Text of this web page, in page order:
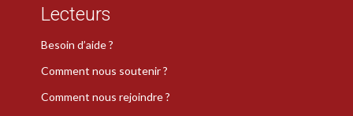
Lecteurs
Besoin d’aide ?
Comment nous soutenir ?
Comment nous rejoindre ?